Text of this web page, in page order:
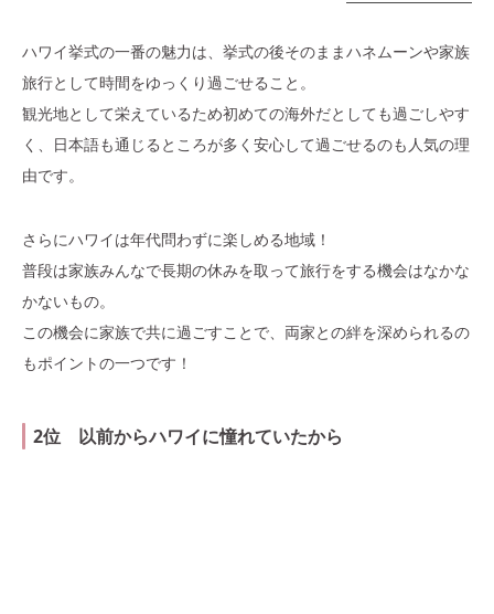
ハワイ挙式の一番の魅力は、挙式の後そのままハネムーンや家族
旅行として時間をゆっくり過ごせること。
観光地として栄えているため初めての海外だとしても過ごしやす
く、日本語も通じるところが多く安心して過ごせるのも人気の理
由です。
さらにハワイは年代問わずに楽しめる地域！
普段は家族みんなで長期の休みを取って旅行をする機会はなかな
かないもの。
この機会に家族で共に過ごすことで、両家との絆を深められるの
もポイントの一つです！
2位 以前からハワイに憧れていたから